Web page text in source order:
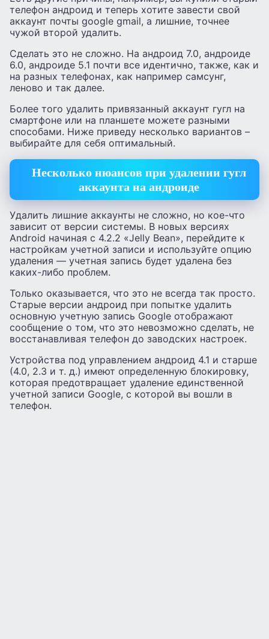
телефон андроид и теперь хотите завести свой
аккаунт почты google gmail, а лишние, точнее
чужой второй удалить.
Сделать это не сложно. На андроид 7.0, андроиде
6.0, андроиде 5.1 почти все идентично, также, как и
на разных телефонах, как например самсунг,
леново и так далее.
Более того удалить привязанный аккаунт гугл на
смартфоне или на планшете можете разными
способами. Ниже приведу несколько вариантов –
выбирайте для себя оптимальный.
Несколько нюансов при удалении гугл
аккаунта на андроиде
Удалить лишние аккаунты не сложно, но кое-что
зависит от версии системы. В новых версиях
Android начиная с 4.2.2 «Jelly Bean», перейдите к
настройкам учетной записи и используйте опцию
удаления — учетная запись будет удалена без
каких-либо проблем.
Только оказывается, что это не всегда так просто.
Старые версии андроид при попытке удалить
основную учетную запись Google отображают
сообщение о том, что это невозможно сделать, не
восстанавливая телефон до заводских настроек.
Устройства под управлением андроид 4.1 и старше
(4.0, 2.3 и т. д.) имеют определенную блокировку,
которая предотвращает удаление единственной
учетной записи Google, с которой вы вошли в
телефон.